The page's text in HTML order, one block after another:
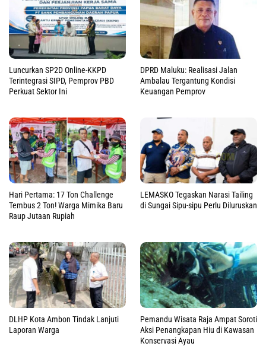
Luncurkan SP2D Online-KKPD
Terintegrasi SIPD, Pemprov PBD
Perkuat Sektor Ini
DPRD Maluku: Realisasi Jalan
Ambalau Tergantung Kondisi
Keuangan Pemprov
Hari Pertama: 17 Ton Challenge
Tembus 2 Ton! Warga Mimika Baru
Raup Jutaan Rupiah
LEMASKO Tegaskan Narasi Tailing
di Sungai Sipu-sipu Perlu Diluruskan
DLHP Kota Ambon Tindak Lanjuti
Laporan Warga
Pemandu Wisata Raja Ampat Soroti
Aksi Penangkapan Hiu di Kawasan
Konservasi Ayau